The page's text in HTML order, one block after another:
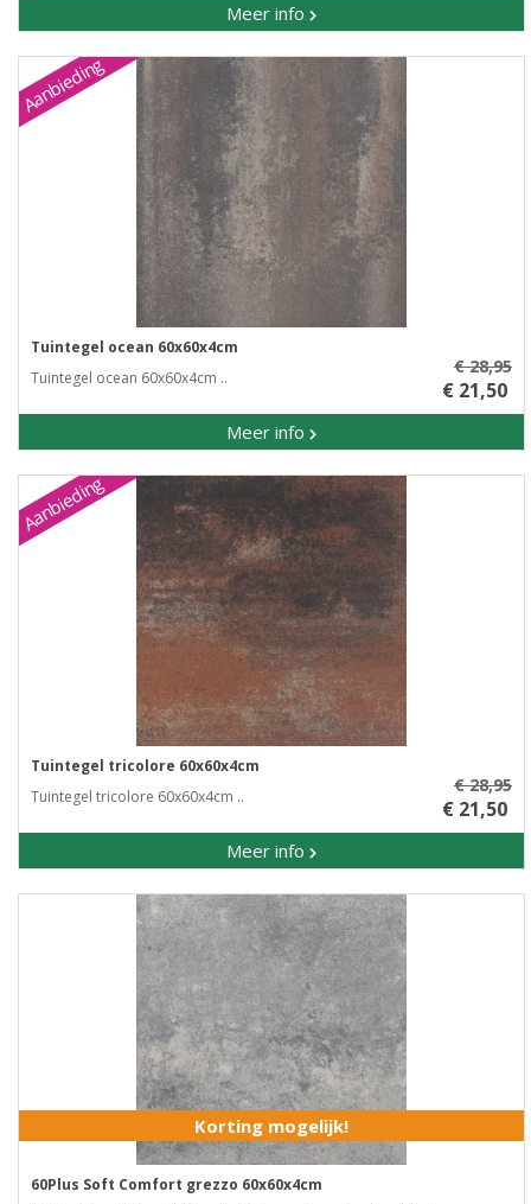
Meer info
Aanbieding
Tuintegel ocean 60x60x4cm
Tuintegel ocean 60x60x4cm ..
Meer info
€ 28,95
€ 21,50
Aanbieding
Tuintegel tricolore 60x60x4cm
Tuintegel tricolore 60x60x4cm ..
Meer info
€ 28,95
€ 21,50
Korting mogelijk!
60Plus Soft Comfort grezzo 60x60x4cm